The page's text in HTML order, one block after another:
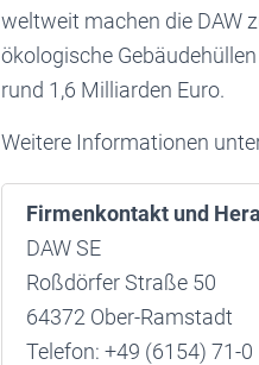
weltweit machen die DAW
ökologische
rund 1,6 Milliarden Euro.
Weitere Informationen
Firmenkontakt und
DAW SE
Roßdörfer Straße 50
64372 Ober-Ramstadt
Telefon: +49 (6154) 71-0